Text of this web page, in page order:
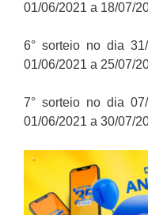
01/06/2021 a 18/07/
6° sorteio no dia
01/06/2021 a 25/07/
7° sorteio no dia
01/06/2021 a 30/07/